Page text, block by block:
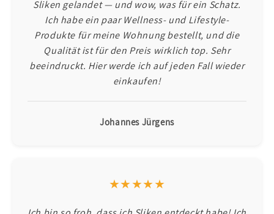
Sliken gelandet — und wow, was für ein Schatz.
Ich habe ein paar Wellness- und Lifestyle-
Produkte für meine Wohnung bestellt, und die
Qualität ist für den Preis wirklich top. Sehr
beeindruckt. Hier werde ich auf jeden Fall wieder
einkaufen!
Johannes Jürgens
★★★★★